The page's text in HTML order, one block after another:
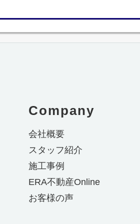
Company
会社概要
スタッフ紹介
施工事例
ERA不動産Online
お客様の声